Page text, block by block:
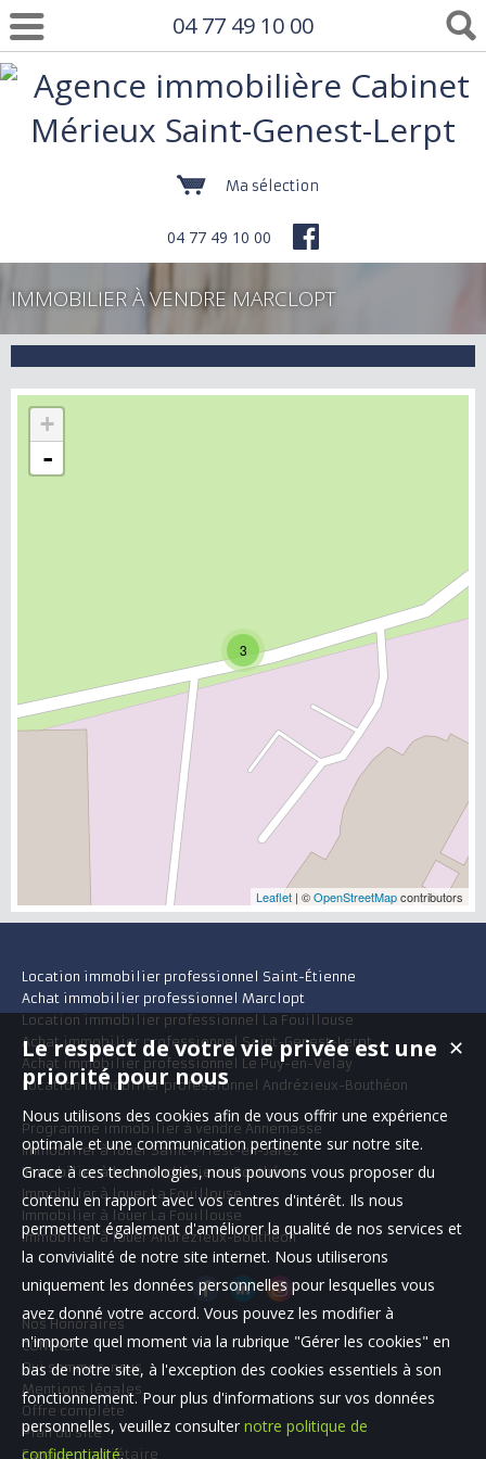
Ma sélection
04 77 49 10 00
04 77 49 10 00
IMMOBILIER À VENDRE MARCLOPT
3
+
-
Leaflet | ©OpenStreetMapcontributors
Location immobilier professionnel Saint-Étienne
Achat immobilier professionnel Marclopt
Location immobilier professionnel La Fouillouse
Achat immobilier professionnel Saint-Genest-Lerpt
Achat immobilier professionnel Le Puy-en-Velay
Location immobilier professionnel Andrézieux-Bouthéon
Programme immobilier à vendre Annemasse
Immobilier à louer Saint-Priest-en-Jarez
Immobilier à louer Andrézieux-Bouthéon
Immobilier à louer La Fouillouse
Immobilier à louer La Fouillouse
Immobilier à louer Andrézieux-Bouthéon
Nos Honoraires
CONTACT
Qui sommes-nous
Mentions légales
Offre complète
Plan du site
Espace propriétaire
✕
Le respect de votre vie privée est une
priorité pour nous
Nous utilisons des cookies afin de vous offrir une expérience
optimale et une communication pertinente sur notre site.
Grace à ces technologies, nous pouvons vous proposer du
contenu en rapport avec vos centres d'intérêt. Ils nous
permettent également d'améliorer la qualité de nos services et
la convivialité de notre site internet. Nous utiliserons
uniquement les données personnelles pour lesquelles vous
avez donné votre accord. Vous pouvez les modifier à
n'importe quel moment via la rubrique "Gérer les cookies" en
bas de notre site, à l'exception des cookies essentiels à son
fonctionnement. Pour plus d'informations sur vos données
personnelles, veuillez consulter notre politique de
confidentialité.